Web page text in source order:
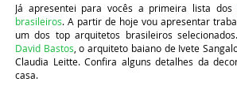
Já apresentei para vocês a primeira lista dos
brasileiros. A partir de hoje vou apresentar
um dos top arquitetos brasileiros
David Bastos , o arquiteto baiano de Ivete
Claudia Leitte. Confira alguns detalhes da
casa.